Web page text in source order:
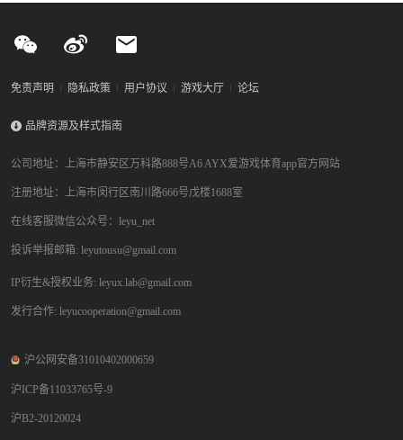
免责声明 隐私政策 用户协议 游戏大厅 论坛
品牌资源及样式指南
公司地址：上海市静安区万科路888号A6 AYX爱游戏体育app官方网站
注册地址：上海市闵行区南川路666号戊楼1688室
在线客服微信公众号：leyu_net
投诉举报邮箱: leyutousu@gmail.com
IP衍生&授权业务: leyux.lab@gmail.com
发行合作: leyucooperation@gmail.com
沪公网安备31010402000659
沪ICP备11033765号-9
沪B2-20120024